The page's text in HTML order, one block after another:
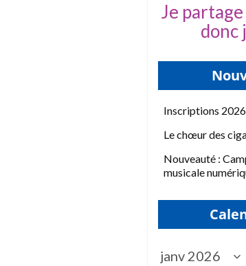
Je
donc
Inscriptions
Le chœur des
Nouveauté :
musicale